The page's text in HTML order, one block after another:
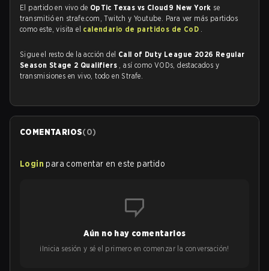
El partido en vivo de OpTic Texas vs Cloud9 New York se
transmitió en strafe.com, Twitch y Youtube. Para ver más partidos
como este, visita el calendario de partidos de CoD .
Sigue el resto de la acción del Call of Duty League 2026 Regular
Season Stage 2 Qualifiers , así como VODs, destacados y
transmisiones en vivo, todo en Strafe.
COMENTARIOS(0)
Login para comentar en este partido
Aún no hay comentarios
¡Inicia sesión y sé el primero en comenzar la conversación!